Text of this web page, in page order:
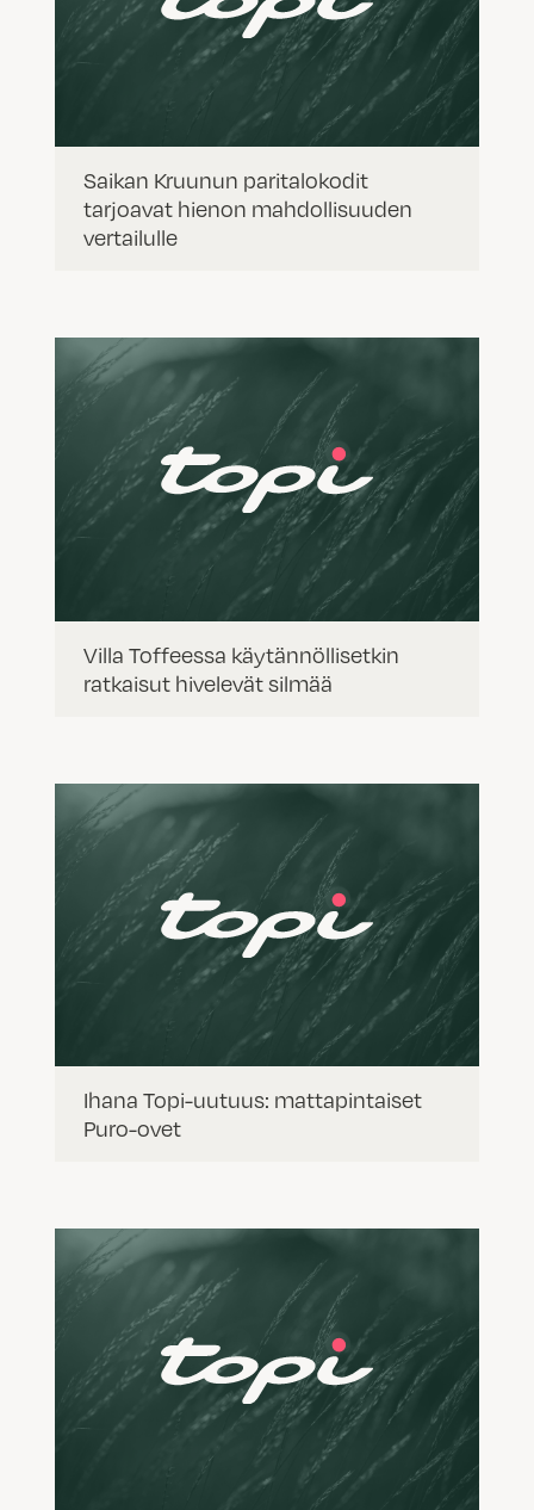
Saikan Kruunun paritalokodit
tarjoavat hienon mahdollisuuden
vertailulle
Villa Toffeessa käytännöllisetkin
ratkaisut hivelevät silmää
Ihana Topi-uutuus: mattapintaiset
Puro-ovet